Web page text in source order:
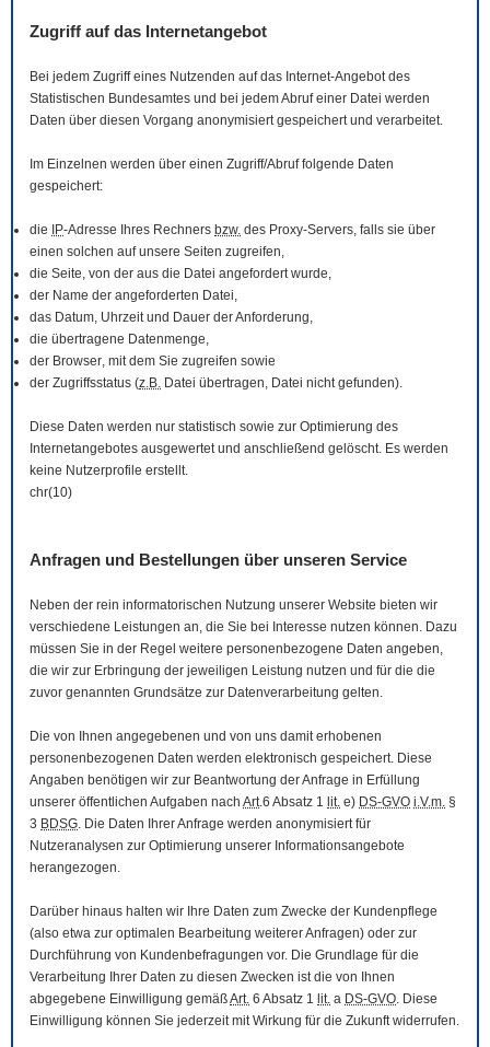
Zugriff auf das Internetangebot
Bei jedem Zugriff eines Nutzenden auf das Internet-Angebot des
Statistischen Bundesamtes und bei jedem Abruf einer Datei werden
Daten über diesen Vorgang anonymisiert gespeichert und verarbeitet.
Im Einzelnen werden über einen Zugriff/Abruf folgende Daten
gespeichert:
die IP-Adresse Ihres Rechners bzw. des Proxy-Servers, falls sie über
einen solchen auf unsere Seiten zugreifen,
die Seite, von der aus die Datei angefordert wurde,
der Name der angeforderten Datei,
das Datum, Uhrzeit und Dauer der Anforderung,
die übertragene Datenmenge,
der Browser, mit dem Sie zugreifen sowie
der Zugriffsstatus (z.B. Datei übertragen, Datei nicht gefunden).
Diese Daten werden nur statistisch sowie zur Optimierung des
Internetangebotes ausgewertet und anschließend gelöscht. Es werden
keine Nutzerprofile erstellt.
chr(10)
Anfragen und Bestellungen über unseren Service
Neben der rein informatorischen Nutzung unserer Website bieten wir
verschiedene Leistungen an, die Sie bei Interesse nutzen können. Dazu
müssen Sie in der Regel weitere personenbezogene Daten angeben,
die wir zur Erbringung der jeweiligen Leistung nutzen und für die die
zuvor genannten Grundsätze zur Datenverarbeitung gelten.
Die von Ihnen angegebenen und von uns damit erhobenen
personenbezogenen Daten werden elektronisch gespeichert. Diese
Angaben benötigen wir zur Beantwortung der Anfrage in Erfüllung
unserer öffentlichen Aufgaben nach Art.6 Absatz 1 lit. e) DS-GVO i.V.m. §
3 BDSG. Die Daten Ihrer Anfrage werden anonymisiert für
Nutzeranalysen zur Optimierung unserer Informationsangebote
herangezogen.
Darüber hinaus halten wir Ihre Daten zum Zwecke der Kundenpflege
(also etwa zur optimalen Bearbeitung weiterer Anfragen) oder zur
Durchführung von Kundenbefragungen vor. Die Grundlage für die
Verarbeitung Ihrer Daten zu diesen Zwecken ist die von Ihnen
abgegebene Einwilligung gemäßArt. 6 Absatz 1 lit. a DS-GVO. Diese
Einwilligung können Sie jederzeit mit Wirkung für die Zukunft widerrufen.